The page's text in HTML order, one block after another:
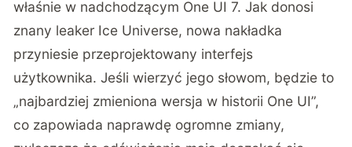
właśnie w nadchodzącym One UI 7. Jak donosi
znany leaker Ice Universe, nowa nakładka
przyniesie przeprojektowany interfejs
użytkownika. Jeśli wierzyć jego słowom, będzie to
„najbardziej zmieniona wersja w historii One UI”,
co zapowiada naprawdę ogromne zmiany,